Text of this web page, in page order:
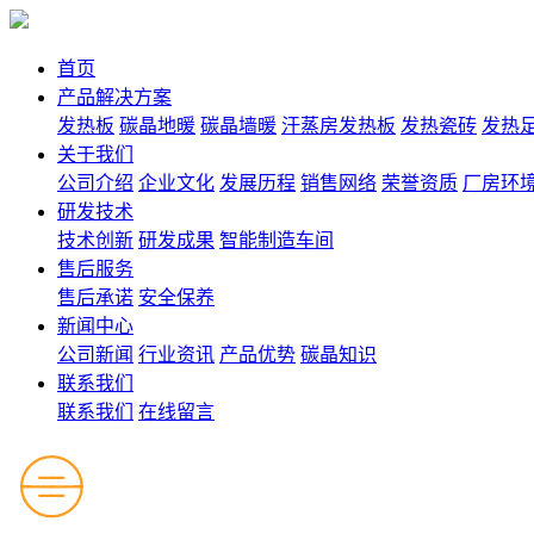
首页
产品解决方案
发热板 碳晶地暖 碳晶墙暖 汗蒸房发热板 发热瓷砖 发热
关于我们
公司介绍 企业文化 发展历程 销售网络 荣誉资质 厂房环
研发技术
技术创新 研发成果 智能制造车间
售后服务
售后承诺 安全保养
新闻中心
公司新闻 行业资讯 产品优势 碳晶知识
联系我们
联系我们
在线留言